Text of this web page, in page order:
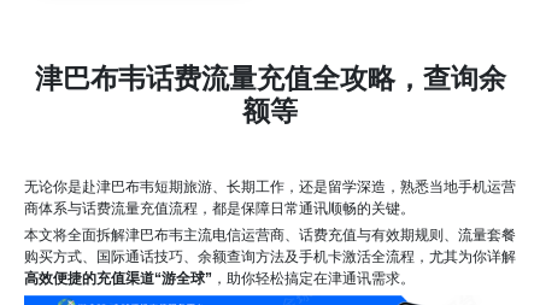
津巴布韦话费流量充值全攻略，查询余
额等
无论你是赴津巴布韦短期旅游、长期工作，还是留学深造，熟悉当地手机运营
商体系与话费流量充值流程，都是保障日常通讯顺畅的关键。
本文将全面拆解津巴布韦主流电信运营商、话费充值与有效期规则、流量套餐
购买方式、国际通话技巧、余额查询方法及手机卡激活全流程，尤其为你详解
高效便捷的充值渠道“游全球” ，助你轻松搞定在津通讯需求。